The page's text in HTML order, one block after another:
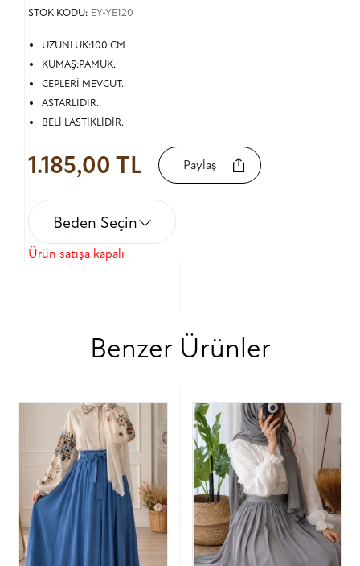
STOK KODU: EY-YE120
UZUNLUK:100 CM .
KUMAŞ:PAMUK.
CEPLERİ MEVCUT.
ASTARLIDIR.
BELİ LASTİKLİDİR.
1.185,00 TL Paylaş
Beden Seçin
Ürün satışa kapalı
Benzer Ürünler